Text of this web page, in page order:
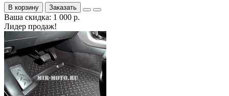
В корзину Заказать
Ваша скидка: 1 000 р.
Лидер продаж!